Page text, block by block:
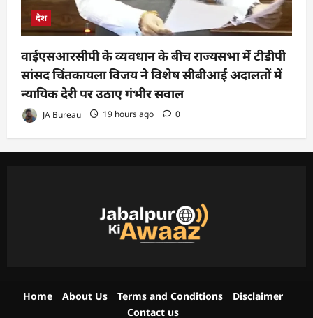
देश
वाईएसआरसीपी के व्यवधान के बीच राज्यसभा में टीडीपी
सांसद चिंतकायला विजय ने विशेष सीबीआई अदालतों में
न्यायिक देरी पर उठाए गंभीर सवाल
JA Bureau 19 hours ago 0
Home About Us Terms and Conditions
Disclaimer
Contact us